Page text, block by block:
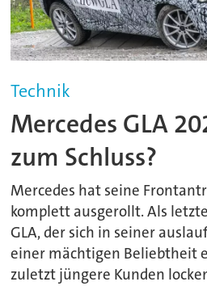
Technik
Mercedes GLA
zum Schluss?
Mercedes hat seine
komplett ausgerollt. Als
GLA, der sich in seiner
einer mächtigen Beliebtheit
zuletzt jüngere Kunden